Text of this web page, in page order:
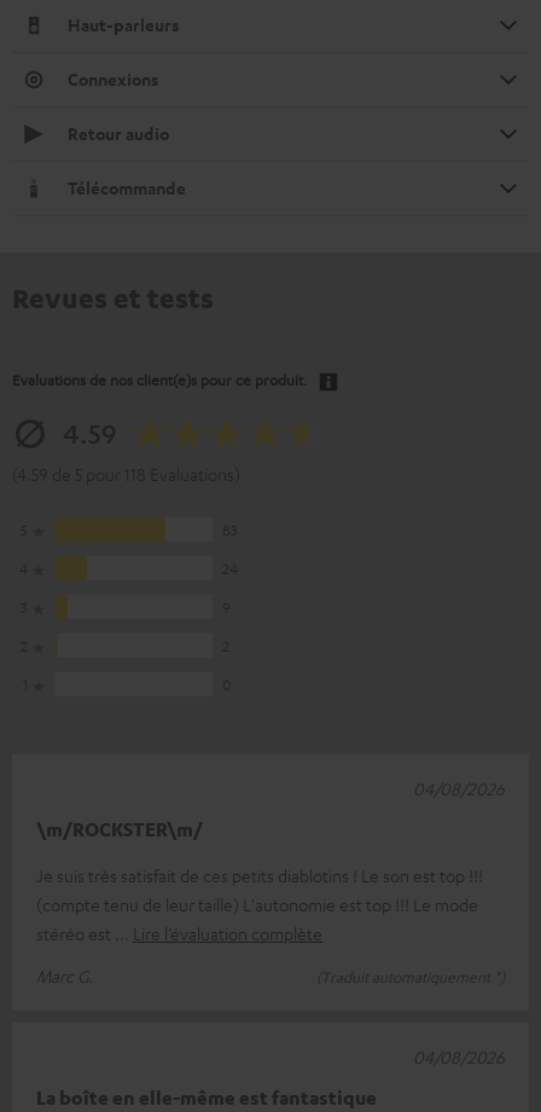
Haut-parleurs
Connexions
Retour audio
Télécommande
Evaluations de nos client(e)s pour ce produit.
\m/ROCKSTER\m/
Je suis très satisfait de ces petits diablotins ! Le son est top !!!
(compte tenu de leur taille) L'autonomie est top !!! Le mode
stéréo est
Lire l’évaluation complète
Marc G.
(Traduit automatiquement *)
04/08/2026
La boîte en elle-même est fantastique
04/08/2026